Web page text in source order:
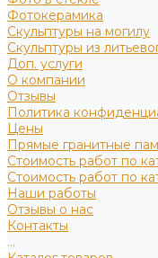
Фотокерамика
Скульптуры на могилу
Скульптуры из
Доп. услуги
О компании
Отзывы
Политика
Цены
Прямые гранитные
Стоимость работ по
Стоимость работ по
Наши работы
Отзывы о нас
Контакты
...